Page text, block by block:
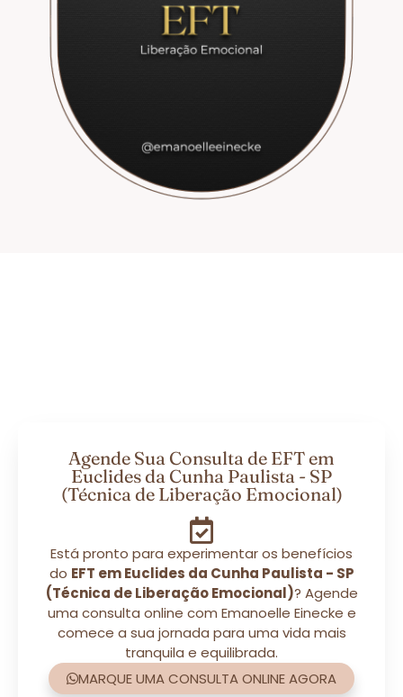
Agende Sua Consulta de EFT em
Euclides da Cunha Paulista - SP
(Técnica de Liberação Emocional)
Está pronto para experimentar os benefícios
do EFT em Euclides da Cunha Paulista - SP
(Técnica de Liberação Emocional)? Agende
uma consulta online com Emanoelle Einecke e
comece a sua jornada para uma vida mais
tranquila e equilibrada.
MARQUE UMA CONSULTA ONLINE AGORA